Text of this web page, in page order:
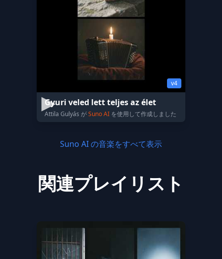
v4
Gyuri veled lett teljes az élet
Attila Gulyás がSuno AI を使用して作成しました
Suno AI の音楽をすべて表示
関連プレイリスト